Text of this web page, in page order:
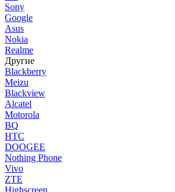
Sony
Google
Asus
Nokia
Realme
Другие
Blackberry
Meizu
Blackview
Alcatel
Motorola
BQ
HTC
DOOGEE
Nothing Phone
Vivo
ZTE
Highscreen